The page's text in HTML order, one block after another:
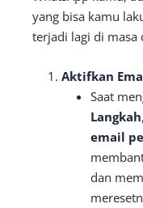
yang bisa kamu
terjadi lagi di masa
Aktifkan
Saat
Langkah
email
dan